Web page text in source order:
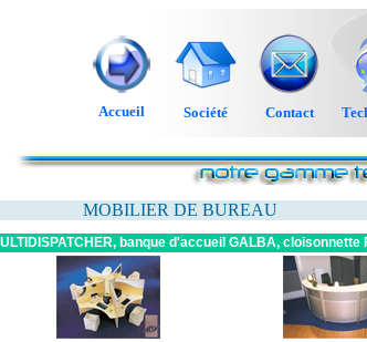
Accueil Société Contact
MOBILIER DE BUREAU
banque d'accueil GALBA, cloisonnette